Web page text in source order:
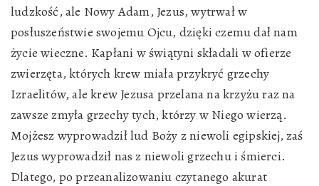
ludzkość, ale Nowy Adam, Jezus, wytrwał w
posłuszeństwie swojemu Ojcu, dzięki czemu dał nam
życie wieczne. Kapłani w świątyni składali w ofierze
zwierzęta, których krew miała przykryć grzechy
Izraelitów, ale krew Jezusa przelana na krzyżu raz na
zawsze zmyła grzechy tych, którzy w Niego wierzą.
Mojżesz wyprowadził lud Boży z niewoli egipskiej, zaś
Jezus wyprowadził nas z niewoli grzechu i śmierci.
Dlatego, po przeanalizowaniu czytanego akurat